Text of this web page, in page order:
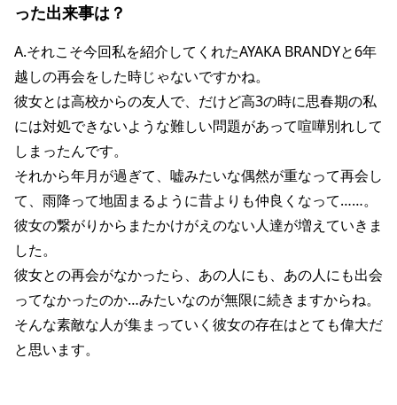
った出来事は？
A.それこそ今回私を紹介してくれたAYAKA BRANDYと6年
越しの再会をした時じゃないですかね。
彼女とは高校からの友人で、だけど高3の時に思春期の私
には対処できないような難しい問題があって喧嘩別れして
しまったんです。
それから年月が過ぎて、嘘みたいな偶然が重なって再会し
て、雨降って地固まるように昔よりも仲良くなって……。
彼女の繋がりからまたかけがえのない人達が増えていきま
した。
彼女との再会がなかったら、あの人にも、あの人にも出会
ってなかったのか…みたいなのが無限に続きますからね。
そんな素敵な人が集まっていく彼女の存在はとても偉大だ
と思います。